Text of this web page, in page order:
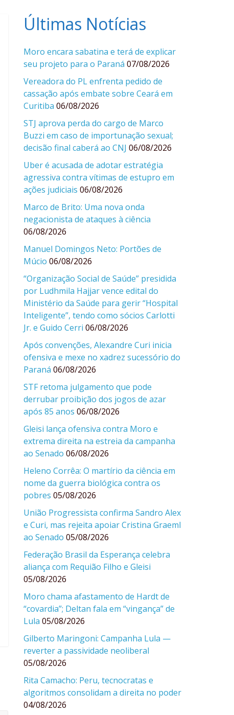
Últimas Notícias
Moro encara sabatina e terá de explicar
seu projeto para o Paraná 07/08/2026
Vereadora do PL enfrenta pedido de
cassação após embate sobre Ceará em
Curitiba 06/08/2026
STJ aprova perda do cargo de Marco
Buzzi em caso de importunação sexual;
decisão final caberá ao CNJ 06/08/2026
Uber é acusada de adotar estratégia
agressiva contra vítimas de estupro em
ações judiciais 06/08/2026
Marco de Brito: Uma nova onda
negacionista de ataques à ciência
06/08/2026
Manuel Domingos Neto: Portões de
Múcio 06/08/2026
“Organização Social de Saúde” presidida
por Ludhmila Hajjar vence edital do
Ministério da Saúde para gerir “Hospital
Inteligente”, tendo como sócios Carlotti
Jr. e Guido Cerri 06/08/2026
Após convenções, Alexandre Curi inicia
ofensiva e mexe no xadrez sucessório do
Paraná 06/08/2026
STF retoma julgamento que pode
derrubar proibição dos jogos de azar
após 85 anos 06/08/2026
Gleisi lança ofensiva contra Moro e
extrema direita na estreia da campanha
ao Senado 06/08/2026
Heleno Corrêa: O martírio da ciência em
nome da guerra biológica contra os
pobres 05/08/2026
União Progressista confirma Sandro Alex
e Curi, mas rejeita apoiar Cristina Graeml
ao Senado 05/08/2026
Federação Brasil da Esperança celebra
aliança com Requião Filho e Gleisi
05/08/2026
Moro chama afastamento de Hardt de
“covardia”; Deltan fala em “vingança” de
Lula 05/08/2026
Gilberto Maringoni: Campanha Lula —
reverter a passividade neoliberal
05/08/2026
Rita Camacho: Peru, tecnocratas e
algoritmos consolidam a direita no poder
04/08/2026